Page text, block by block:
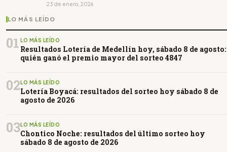
23 de enero, 2026
LO MÁS LEÍDO
01 LO MÁS LEÍDO
Resultados Lotería de Medellín hoy, sábado 8 de agosto:
quién ganó el premio mayor del sorteo 4847
02LO MÁS LEÍDO
Lotería Boyacá: resultados del sorteo hoy sábado 8 de
agosto de 2026
03LO MÁS LEÍDO
Chontico Noche: resultados del último sorteo hoy
sábado 8 de agosto de 2026